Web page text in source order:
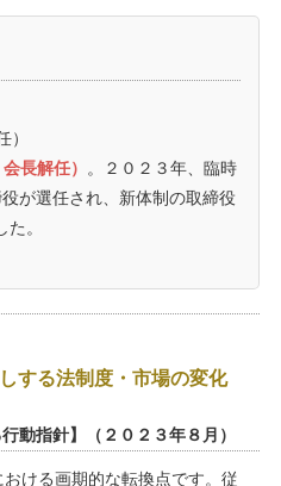
）
長解任）
。２０２３年、臨時
が選任され、新体制の取締役
。
する法制度・市場の変化
動指針】（２０２３年８月）
ける画期的な転換点です。従